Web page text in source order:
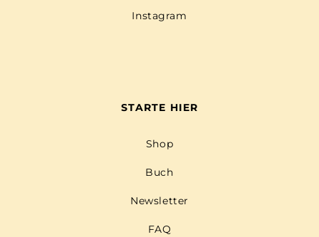
Instagram
STARTE HIER
Shop
Buch
Newsletter
FAQ